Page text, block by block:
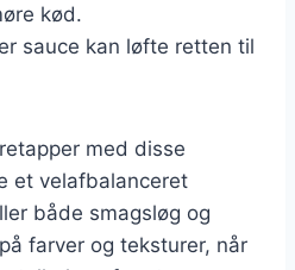
kød.
sauce kan løfte retten til
med disse
et velafbalanceret
både smagsløg og
farver og teksturer, når